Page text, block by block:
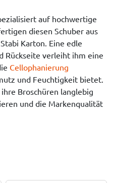
auf hochwertige
diesen Schuber aus
Karton. Eine edle
Rückseite verleiht ihm eine
Cellophanierung
und Feuchtigkeit bietet.
Broschüren langlebig
und die Markenqualität